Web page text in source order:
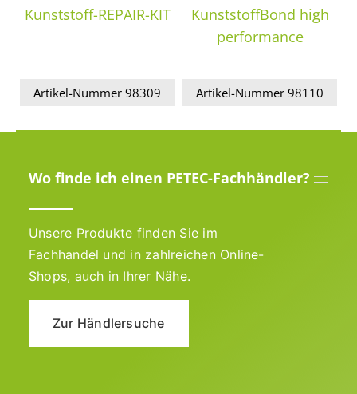
Kunststoff-REPAIR-KIT
Artikel-Nummer 98309
KunststoffBond high
performance
Artikel-Nummer 98110
Wo finde ich einen PETEC-Fachhändler?
Unsere Produkte finden Sie im
Fachhandel und in zahlreichen Online-
Shops, auch in Ihrer Nähe.
Zur Händlersuche